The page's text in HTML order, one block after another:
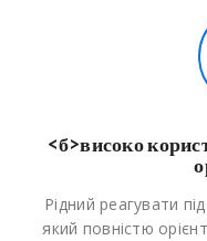
<б>високо
Рідний реагувати
який повністю